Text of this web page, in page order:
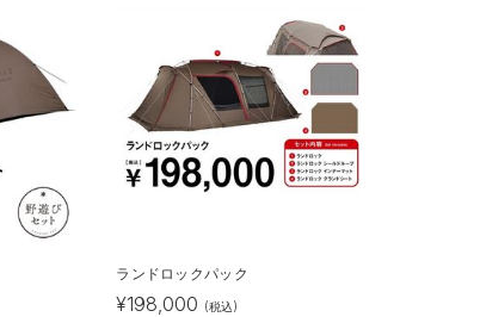
ランドロックパック
¥198,000 (税込)